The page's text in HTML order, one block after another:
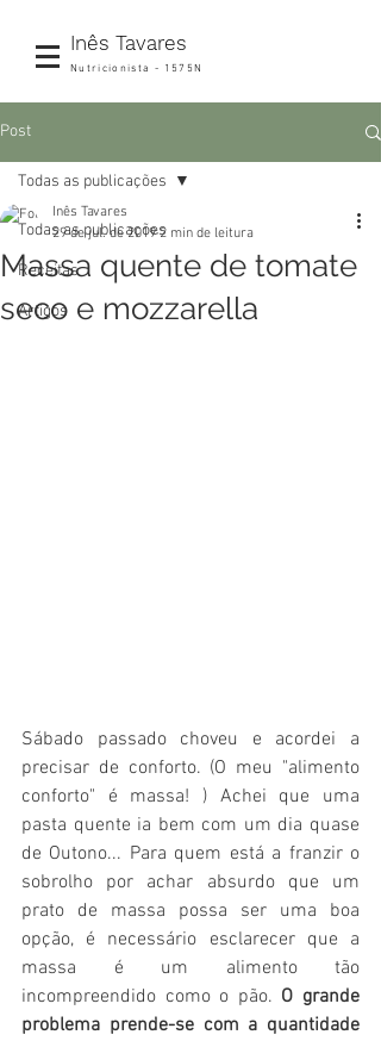
Inês Tavares
Nutricionista - 1575N
Post
Todas as publicações
Receitas
Artigos
Todas as publicações
Massa quente de tomate
seco e mozzarella
Inês Tavares
29 de jul. de 2019 2 min de leitura
Sábado passado choveu e acordei a
precisar de conforto. (O meu "alimento
conforto" é massa! ) Achei que uma
pasta quente ia bem com um dia quase
de Outono... Para quem está a franzir o
sobrolho por achar absurdo que um
prato de massa possa ser uma boa
opção, é necessário esclarecer que a
massa é um alimento tão
incompreendido como o pão. O grande
problema prende-se com a quantidade